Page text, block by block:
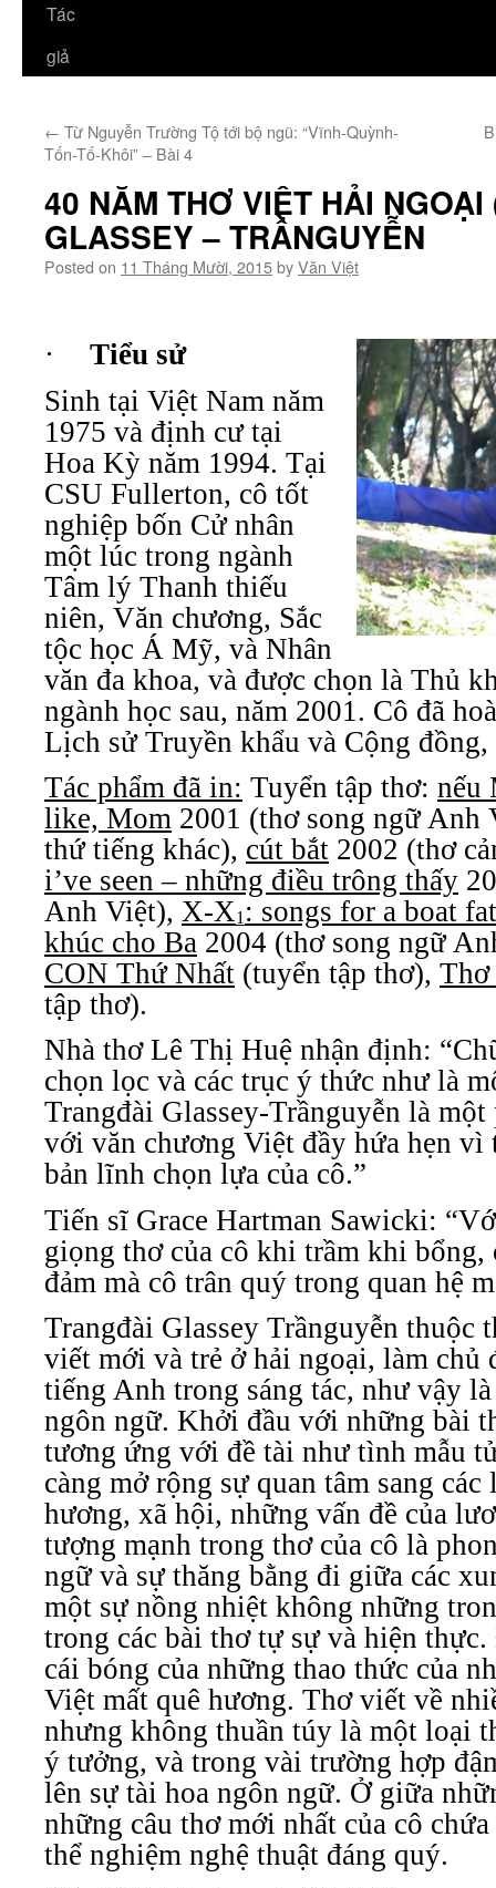
Tác
giả
← Từ Nguyễn Trường Tộ tới bộ ngũ: “Vĩnh-Quỳnh-
Tốn-Tố-Khôi” – Bài 4
40 NĂM THƠ VIỆT HẢI
GLASSEY – TRẦNGUYỄN
Posted on 11 Tháng Mười, 2015byVăn Việt
·
Tiểu sử
Sinh tại Việt Nam năm
1975 và định cư tại
Hoa Kỳ năm 1994. Tại
CSU Fullerton, cô tốt
nghiệp bốn Cử nhân
một lúc trong ngành
Tâm lý Thanh thiếu
niên, Văn chương, Sắc
tộc học Á Mỹ, và Nhân
văn đa khoa, và được chọn là Thủ
ngành học sau, năm 2001. Cô đã
Lịch sử Truyền khẩu và Cộng
Tác phẩm đã in: Tuyển tập thơ: nếu
like, Mom 2001 (thơ song ngữ Anh
thứ tiếng khác), cút bắt 2002 (thơ
i’ve seen – những điều trông thấy
Anh Việt), X-X1 : songs for a boat
khúc cho Ba 2004 (thơ song ngữ
CON Thứ Nhất (tuyển tập thơ),
tập thơ).
Nhà thơ Lê Thị Huệ nhận định:
chọn lọc và các trục ý thức như là
Trangđài Glassey-Trầnguyễn là
với văn chương Việt đầy hứa hẹn vì
bản lĩnh chọn lựa của cô.”
Tiến sĩ Grace Hartman Sawicki:
giọng thơ của cô khi trầm khi bổng,
đảm mà cô trân quý trong quan hệ
Trangđài Glassey Trầnguyễn thuộc
viết mới và trẻ ở hải ngoại, làm chủ
tiếng Anh trong sáng tác, như vậy
ngôn ngữ. Khởi đầu với những bài
tương ứng với đề tài như tình mẫu
càng mở rộng sự quan tâm sang
hương, xã hội, những vấn đề của
tượng mạnh trong thơ của cô là
ngữ và sự thăng bằng đi giữa các
một sự nồng nhiệt không những
trong các bài thơ tự sự và hiện
cái bóng của những thao thức của
Việt mất quê hương. Thơ viết về
nhưng không thuần túy là một loại
ý tưởng, và trong vài trường hợp
lên sự tài hoa ngôn ngữ. Ở giữa
những câu thơ mới nhất của cô
thể nghiệm nghệ thuật đáng quý.